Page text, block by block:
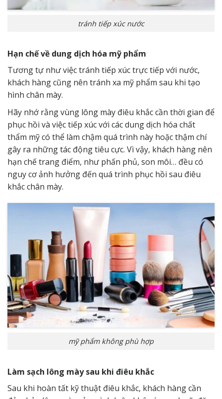
tránh tiếp xúc nước
Hạn chế về dung dịch hóa mỹ phẩm
Tương tự như việc tránh tiếp xúc trực tiếp với nước,
khách hàng cũng nên tránh xa mỹ phẩm sau khi tạo
hình chân mày.
Hãy nhớ rằng vùng lông mày điêu khắc cần thời gian để
phục hồi và việc tiếp xúc với các dung dịch hóa chất
thẩm mỹ có thể làm chậm quá trình này hoặc thậm chí
gây ra những tác động tiêu cực. Vì vậy, khách hàng nên
hạn chế trang điểm, như phấn phủ, son môi… đều có
nguy cơ ảnh hưởng đến quá trình phục hồi sau điêu
khắc chân mày.
mỹ phẩm không phù hợp
Làm sạch lông mày sau khi điêu khắc
Sau khi hoàn tất kỹ thuật điêu khắc, khách hàng cần